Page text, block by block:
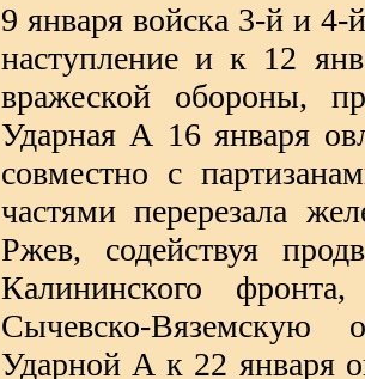
9 января войска 3-й и
наступление и к 12
вражеской обороны,
Ударная А 16 января
совместно с
частями перерезала
Ржев, содействуя
Калининского
Сычевско-
Ударной А к 22 января